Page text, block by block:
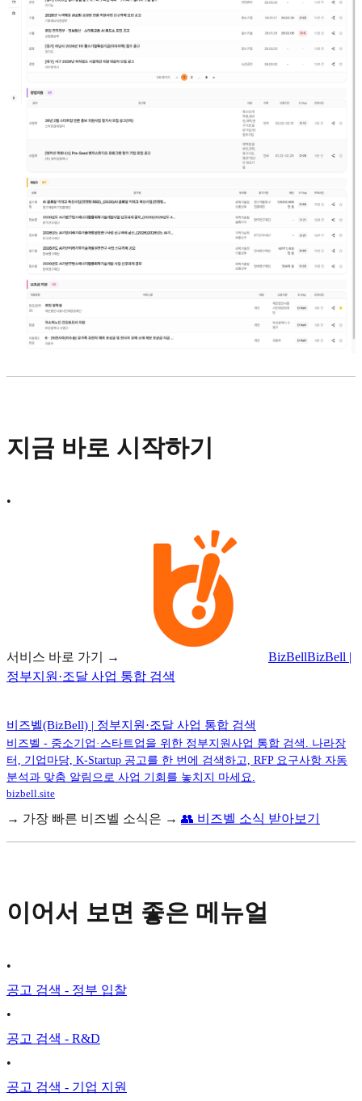
지금 바로 시작하기
•
서비스 바로 가기 → BizBellBizBell |
정부지원·조달 사업 통합 검색
비즈벨(BizBell) | 정부지원·조달 사업 통합 검색
비즈벨 - 중소기업·스타트업을 위한 정부지원사업 통합 검색. 나라장
터, 기업마당, K-Startup 공고를 한 번에 검색하고, RFP 요구사항 자동
분석과 맞춤 알림으로 사업 기회를 놓치지 마세요.
bizbell.site
→ 가장 빠른 비즈벨 소식은 → 👥 비즈벨 소식 받아보기
이어서 보면 좋은 메뉴얼
•
공고 검색 - 정부 입찰
•
공고 검색 - R&D
•
공고 검색 - 기업 지원